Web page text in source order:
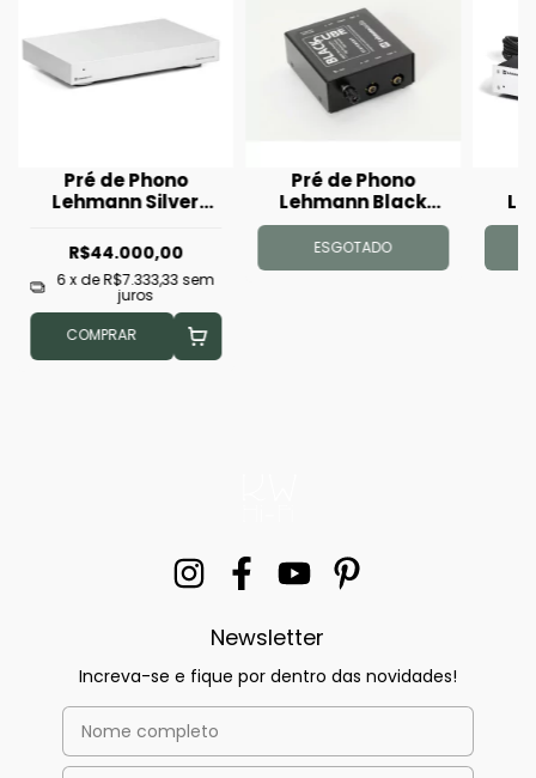
Pré de Phono
Lehmann Silver
R$44.000,00
6x deR$7.333,33 sem
juros
COMPRAR
Pré de Phono
Lehmann Black
Cube Statement
ESGOTADO
Newsletter
Increva-se e fique por dentro das novidades!